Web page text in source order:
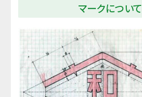
マークについて